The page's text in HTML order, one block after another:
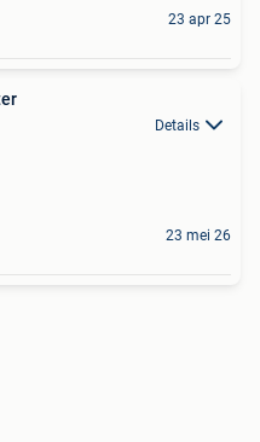
23 apr 25
Details
23 mei 26